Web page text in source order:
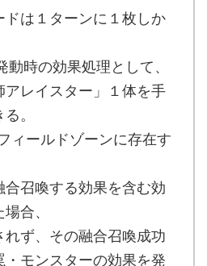
ドは１ターンに１枚しか
動時の効果処理として、
アレイスター」１体を手
。
ィールドゾーンに存在す
召喚する効果を含む効
合、
ず、その融合召喚成功
モンスターの効果を発